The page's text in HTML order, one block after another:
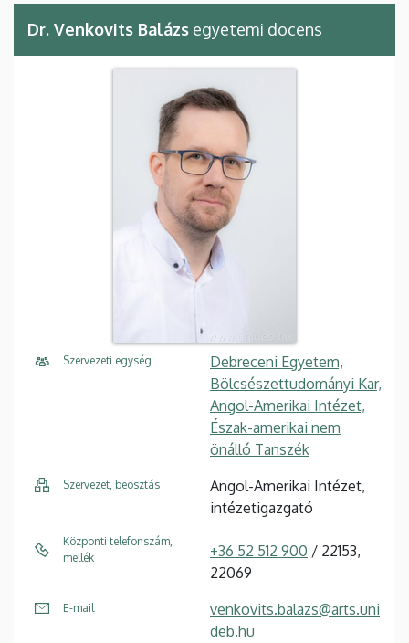
Dr. Venkovits Balázs egyetemi docens
Szervezeti egység
Debreceni Egyetem,
Bölcsészettudományi Kar,
Angol-Amerikai Intézet,
Észak-amerikai nem
önálló Tanszék
Szervezet, beosztás
Angol-Amerikai Intézet,
intézetigazgató
Központi telefonszám,
mellék
+36 52 512 900 / 22153,
22069
E-mail
venkovits.balazs@arts.uni
deb.hu